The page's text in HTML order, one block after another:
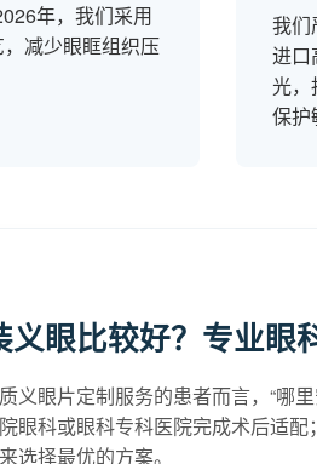
年，我们采用
减少眼眶组织压
我们
进口
光，
保护
义眼比较好？专业眼
义眼片定制服务的患者而言，“哪
眼科或眼科专科医院完成术后适
选择最优的方案。